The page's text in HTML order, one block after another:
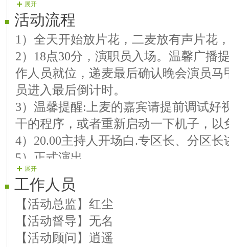
【演员08】七彩人生 歌曲《幸福山歌
【演员09】四季 歌曲《来跳舞》《
【演员10】诗意 歌曲《好日子》《
结 束 舞乔安娜 舞蹈《花喜人来》
展开
活动流程
1）全天开始放片花，二麦放有声片花
2）18点30分，演职员入场。温馨广播
作人员就位，递麦最后确认晚会演员
员进入最后倒计时。
3）温馨提醒:上麦的嘉宾请提前调试好
干的程序，或者重新启动一下机子，
4）20.00主持人开场白.专区长、分区
5）正式演出
6）主持人晚会结束.主办方 领导答谢
展开
工作人员
【活动总监】红尘
【活动督导】无名
【活动顾问】逍遥